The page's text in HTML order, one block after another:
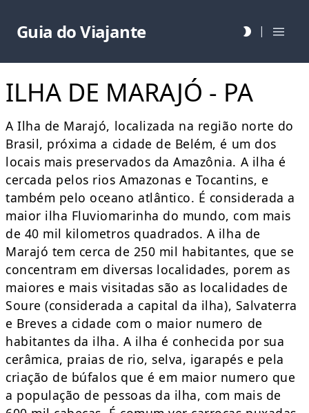
Guia do Viajante |
ILHA DE MARAJÓ - PA
A Ilha de Marajó, localizada na região norte do
Brasil, próxima a cidade de Belém, é um dos
locais mais preservados da Amazônia. A ilha é
cercada pelos rios Amazonas e Tocantins, e
também pelo oceano atlântico. É considerada a
maior ilha Fluviomarinha do mundo, com mais
de 40 mil kilometros quadrados. A ilha de
Marajó tem cerca de 250 mil habitantes, que se
concentram em diversas localidades, porem as
maiores e mais visitadas são as localidades de
Soure (considerada a capital da ilha), Salvaterra
e Breves a cidade com o maior numero de
habitantes da ilha. A ilha é conhecida por sua
cerâmica, praias de rio, selva, igarapés e pela
criação de búfalos que é em maior numero que
a população de pessoas da ilha, com mais de